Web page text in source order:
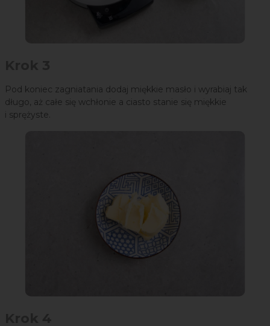
Pod koniec zagniatania dodaj miękkie masło i wyrabiaj tak
długo, aż całe się wchłonie a ciasto stanie się miękkie
i sprężyste.